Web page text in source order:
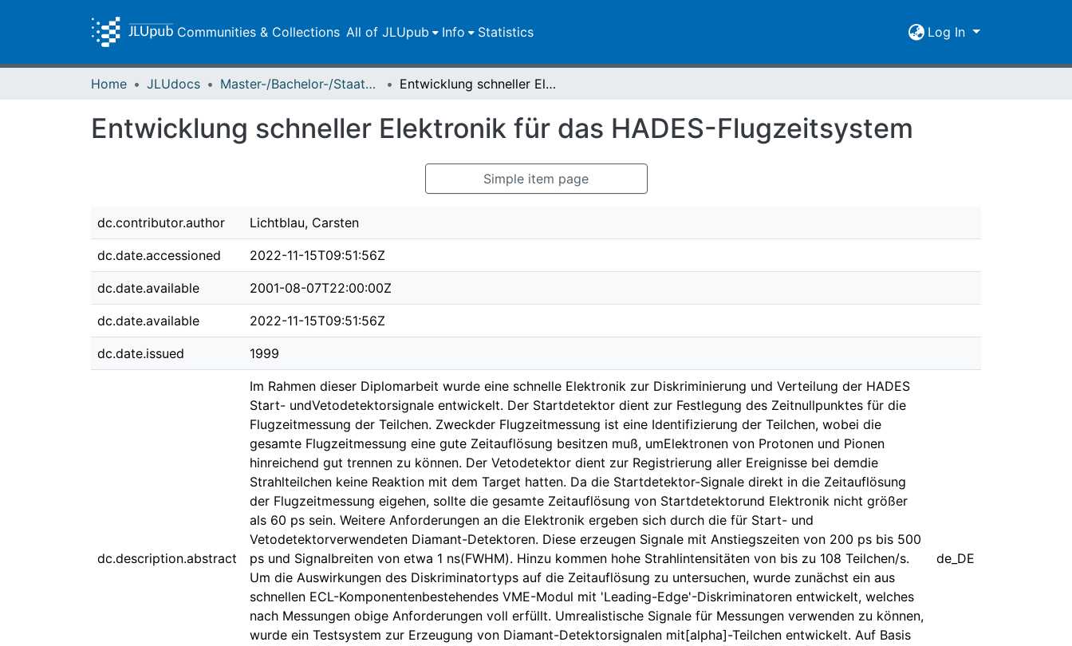
Communities & Collections All of JLUpub Info Statistics Log In
Home JLUdocs Master-/Bachelor-/Staatsexamensarbeiten Entwicklung schneller Elektronik für das HADES-Flugzeitsystem
Entwicklung schneller Elektronik für das HADES-Flugzeitsystem
Simple item page
dc.contributor.author Lichtblau, Carsten
dc.date.accessioned 2022-11-15T09:51:56Z
dc.date.available 2001-08-07T22:00:00Z
dc.date.available 2022-11-15T09:51:56Z
dc.date.issued 1999
dc.description.abstract
Im Rahmen dieser Diplomarbeit wurde eine schnelle Elektronik zur Diskriminierung und Verteilung der HADES
Start- undVetodetektorsignale entwickelt. Der Startdetektor dient zur Festlegung des Zeitnullpunktes für die
Flugzeitmessung der Teilchen. Zweckder Flugzeitmessung ist eine Identifizierung der Teilchen, wobei die
gesamte Flugzeitmessung eine gute Zeitauflösung besitzen muß, umElektronen von Protonen und Pionen
hinreichend gut trennen zu können. Der Vetodetektor dient zur Registrierung aller Ereignisse bei demdie
Strahlteilchen keine Reaktion mit dem Target hatten. Da die Startdetektor-Signale direkt in die Zeitauflösung
der Flugzeitmessung eigehen, sollte die gesamte Zeitauflösung von Startdetektorund Elektronik nicht größer
als 60 ps sein. Weitere Anforderungen an die Elektronik ergeben sich durch die für Start- und
Vetodetektorverwendeten Diamant-Detektoren. Diese erzeugen Signale mit Anstiegszeiten von 200 ps bis 500
ps und Signalbreiten von etwa 1 ns(FWHM). Hinzu kommen hohe Strahlintensitäten von bis zu 108 Teilchen/s.
Um die Auswirkungen des Diskriminatortyps auf die Zeitauflösung zu untersuchen, wurde zunächst ein aus
schnellen ECL-Komponentenbestehendes VME-Modul mit 'Leading-Edge'-Diskriminatoren entwickelt, welches
nach Messungen obige Anforderungen voll erfüllt. Umrealistische Signale für Messungen verwenden zu können,
wurde ein Testsystem zur Erzeugung von Diamant-Detektorsignalen mit[alpha]-Teilchen entwickelt. Auf Basis
de_DE